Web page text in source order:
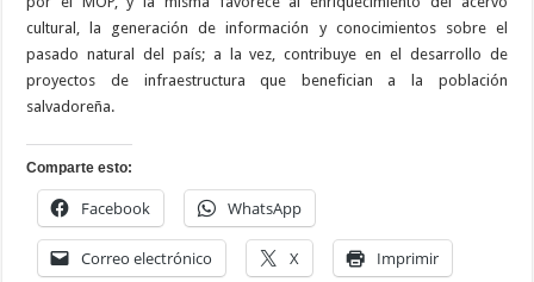
cultural, la generación de información y conocimientos sobre el
pasado natural del país; a la vez, contribuye en el desarrollo de
proyectos de infraestructura que benefician a la población
salvadoreña.
Comparte esto:
Facebook WhatsApp
Correo electrónico X Imprimir